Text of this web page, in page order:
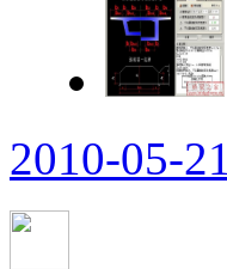
2010-05-